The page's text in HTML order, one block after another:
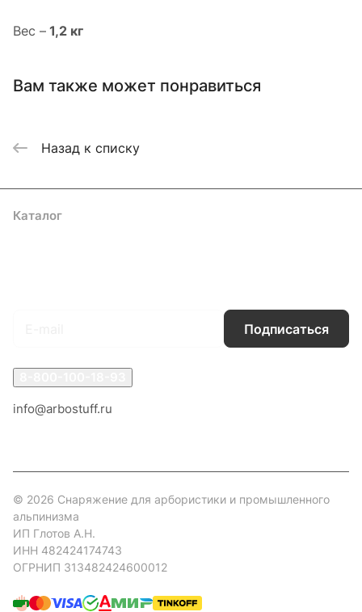
Вес – 1,2 кг
Вам также может понравиться
Назад к списку
Каталог
Подписаться
info@arbostuff.ru
© 2026 Снаряжение для арбористики и промышленного
альпинизма
ИП Глотов А.Н.
ИНН 482424174743
ОГРНИП 313482424600012